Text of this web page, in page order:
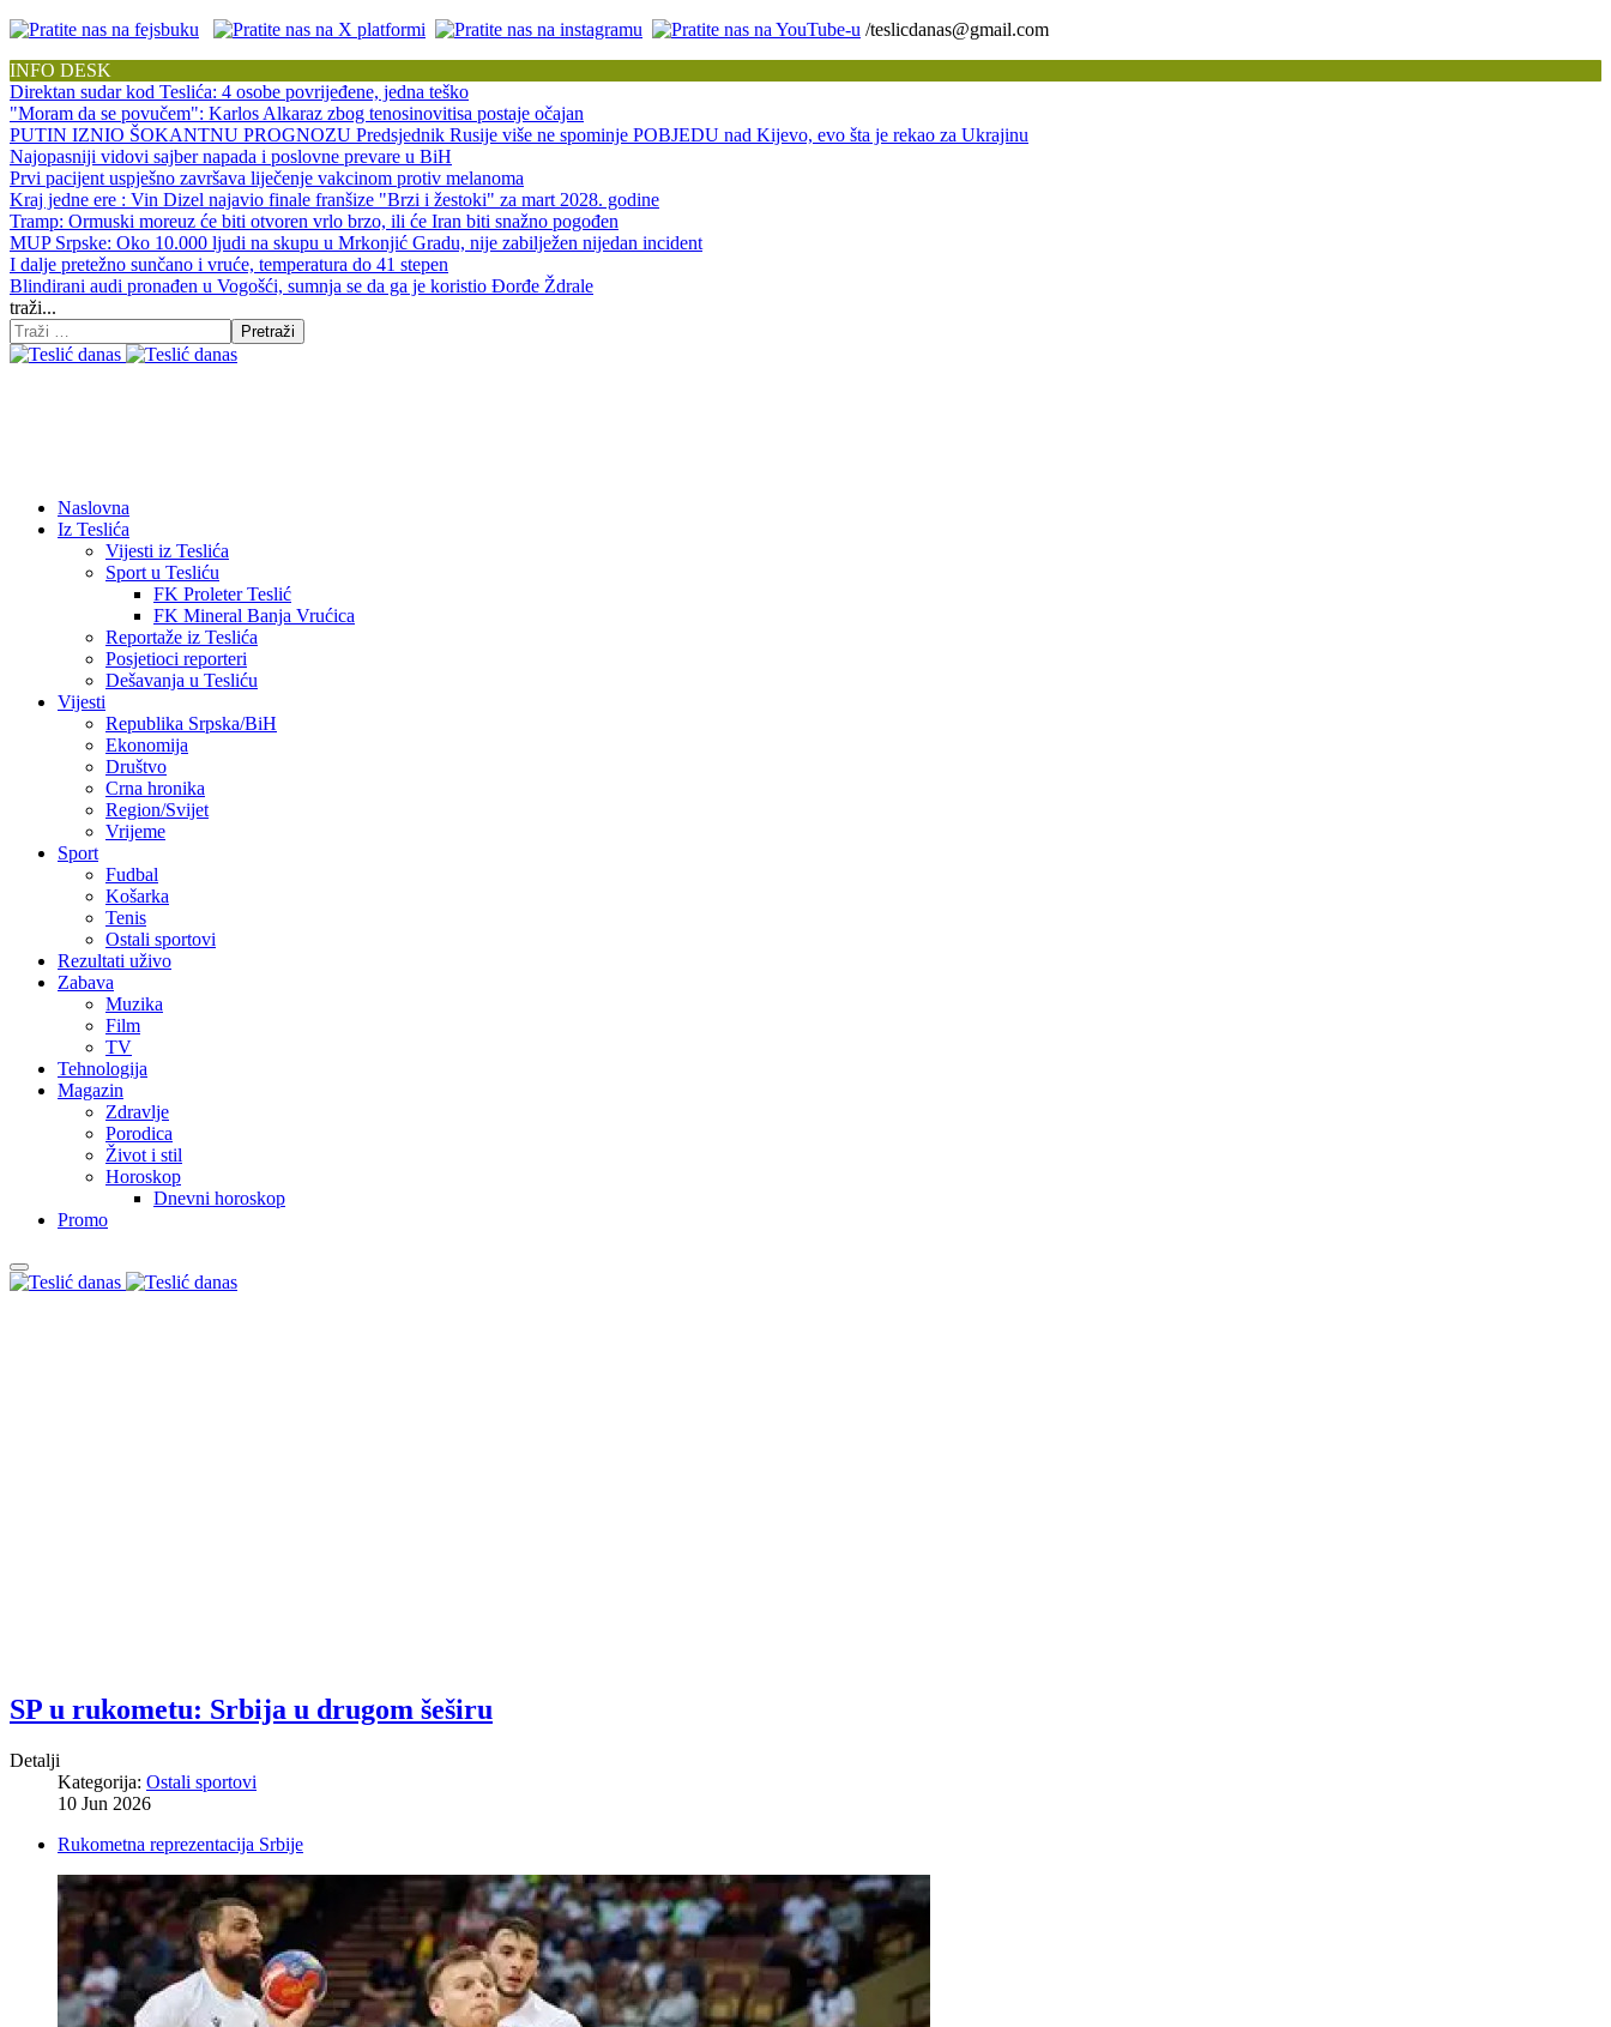
/teslicdanas@gmail.com
INFO DESK
Direktan sudar kod Teslića: 4 osobe povrijeđene, jedna teško
"Moram da se povučem": Karlos Alkaraz zbog tenosinovitisa postaje očajan
PUTIN IZNIO ŠOKANTNU PROGNOZU Predsjednik Rusije više ne spominje POBJEDU nad Kijevo, evo šta je rekao za Ukrajinu
Najopasniji vidovi sajber napada i poslovne prevare u BiH
Prvi pacijent uspješno završava liječenje vakcinom protiv melanoma
Kraj jedne ere : Vin Dizel najavio finale franšize "Brzi i žestoki" za mart 2028. godine
Tramp: Ormuski moreuz će biti otvoren vrlo brzo, ili će Iran biti snažno pogođen
MUP Srpske: Oko 10.000 ljudi na skupu u Mrkonjić Gradu, nije zabilježen nijedan incident
I dalje pretežno sunčano i vruće, temperatura do 41 stepen
Blindirani audi pronađen u Vogošći, sumnja se da ga je koristio Đorđe Ždrale
traži...
Pretraži
Naslovna
Iz Teslića
Vijesti iz Teslića
Sport u Tesliću
FK Proleter Teslić
FK Mineral Banja Vrućica
Reportaže iz Teslića
Posjetioci reporteri
Dešavanja u Tesliću
Vijesti
Republika Srpska/BiH
Ekonomija
Društvo
Crna hronika
Region/Svijet
Vrijeme
Sport
Fudbal
Košarka
Tenis
Ostali sportovi
Rezultati uživo
Zabava
Muzika
Film
TV
Tehnologija
Magazin
Zdravlje
Porodica
Život i stil
Horoskop
Dnevni horoskop
Promo
SP u rukometu: Srbija u drugom šeširu
Detalji
Kategorija: Ostali sportovi
10 Jun 2026
Rukometna reprezentacija Srbije